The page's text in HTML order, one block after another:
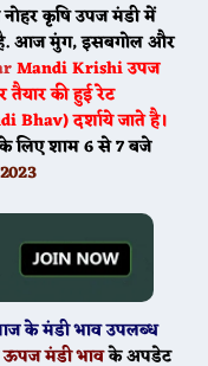
कृषि उपज मंडी में
आज मुंग, इसबगोल और
MandiKrishi उपज
की हुई रेट
Bhav) दर्शाये जाते है।
के लिए शाम 6 से 7 बजे
के मंडी भाव उपलब्ध
मंडी भावके अपडेट